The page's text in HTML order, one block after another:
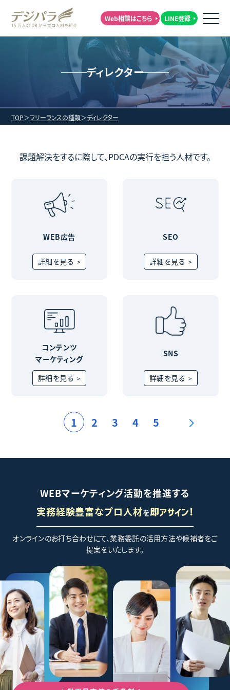
Web相談はこちら LINE登録
ディレクター
TOP フリーランスの種類 ディレクター
課題解決をするに際して、PDCAの実行を担う人材です。
WEB広告
詳細を見る
SEO
詳細を見る
コンテンツ
マーケティング
詳細を見る
SNS
詳細を見る
1 2 3 4 5
WEBマーケティング活動を推進する
実務経験豊富なプロ人材を即アサイン!
オンラインのお打ち合わせにて、業務委託の活用方法や候補者をご
提案をいたします。